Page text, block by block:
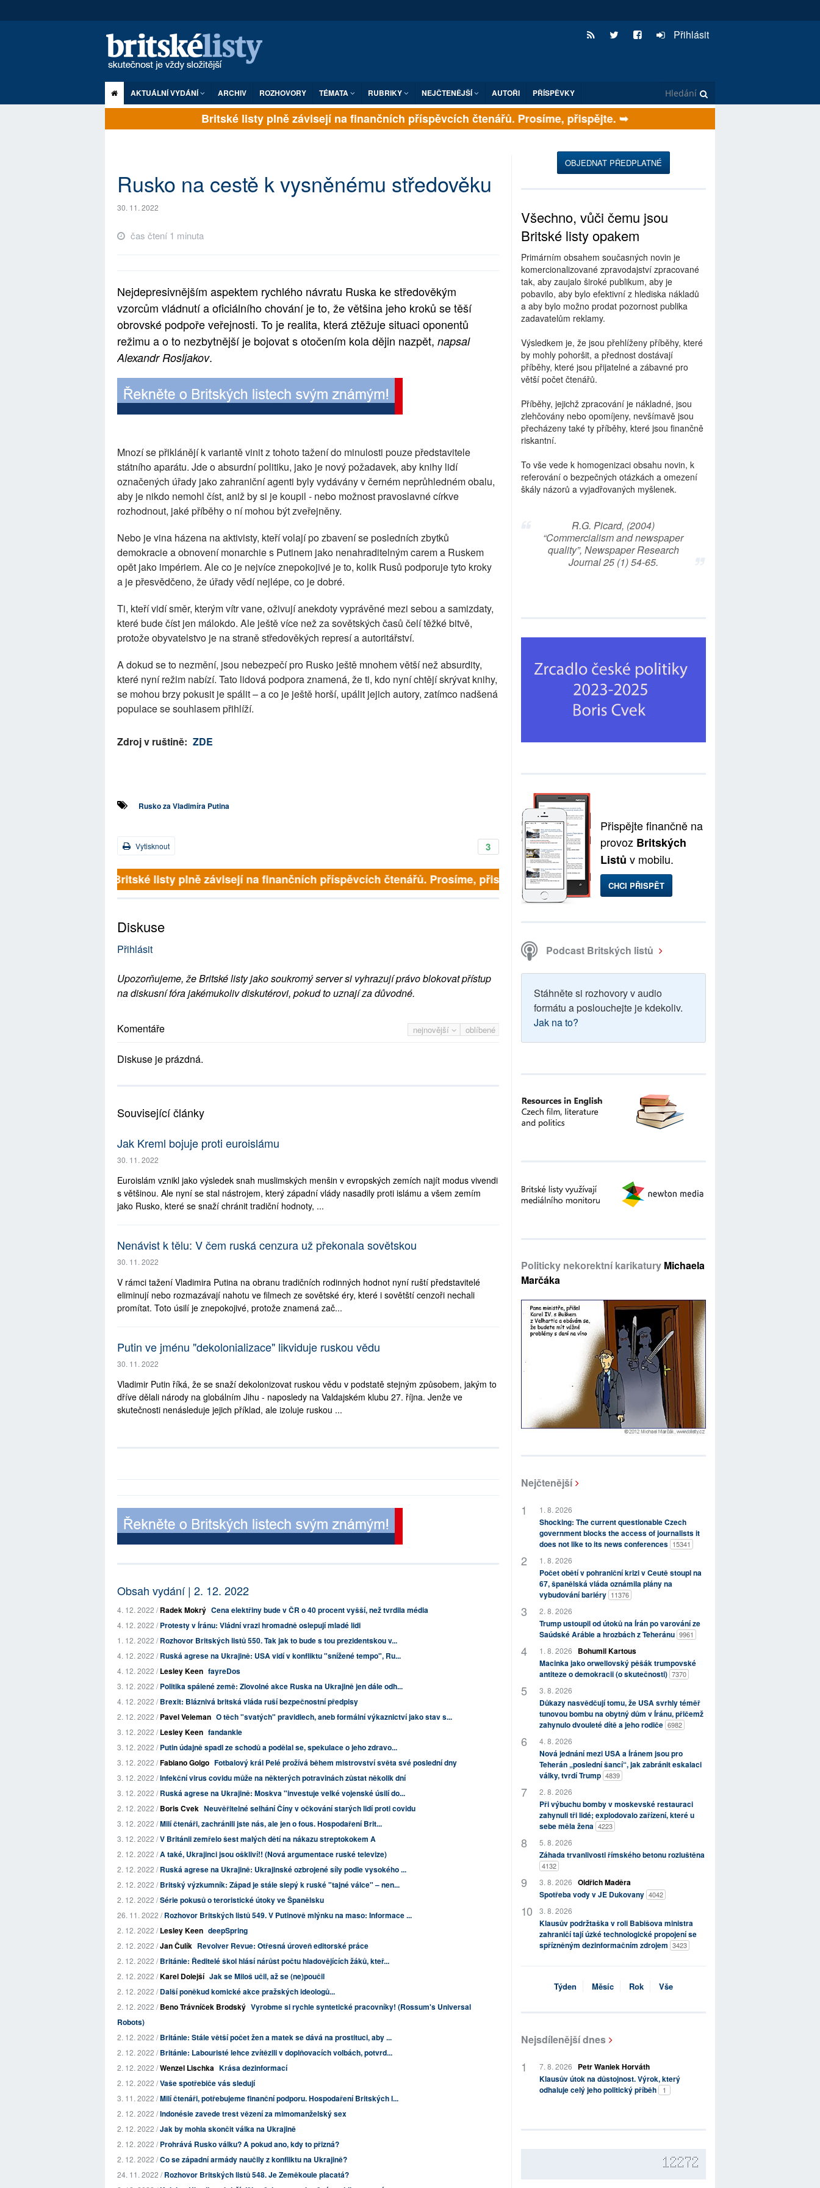
Přihlásit
AKTUÁLNÍ VYDÁNÍ ARCHIV ROZHOVORY TÉMATA RUBRIKY NEJČTENĚJŠÍ AUTOŘI PŘÍSPĚVKY
Britské listy plně závisejí na finančních příspěvcích čtenářů. Prosíme, přispějte. ➥
Rusko na cestě k vysněnému středověku
30. 11. 2022
čas čtení 1 minuta
Nejdepresivnějším aspektem rychlého návratu Ruska ke středověkým
vzorcům vládnutí a oficiálního chování je to, že většina jeho kroků se těší
obrovské podpoře veřejnosti. To je realita, která ztěžuje situaci oponentů
režimu a o to nezbytnější je bojovat s otočením kola dějin nazpět, napsal
Alexandr Rosljakov.
Mnozí se přiklánějí k variantě vinit z tohoto tažení do minulosti pouze představitele
státního aparátu. Jde o absurdní politiku, jako je nový požadavek, aby knihy lidí
označených úřady jako zahraniční agenti byly vydávány v černém neprůhledném obalu,
aby je nikdo nemohl číst, aniž by si je koupil - nebo možnost pravoslavné církve
rozhodnout, jaké příběhy o ní mohou být zveřejněny.
Nebo je vina házena na aktivisty, kteří volají po zbavení se posledních zbytků
demokracie a obnovení monarchie s Putinem jako nenahraditelným carem a Ruskem
opět jako impériem. Ale co je nejvíce znepokojivé je to, kolik Rusů podporuje tyto kroky
a je přesvědčeno, že úřady vědí nejlépe, co je dobré.
Ti, kteří vidí směr, kterým vítr vane, oživují anekdoty vyprávěné mezi sebou a samizdaty,
které bude číst jen málokdo. Ale ještě více než za sovětských časů čelí těžké bitvě,
protože obyvatelstvo je na straně středověkých represí a autoritářství.
A dokud se to nezmění, jsou nebezpečí pro Rusko ještě mnohem větší než absurdity,
které nyní režim nabízí. Tato lidová podpora znamená, že ti, kdo nyní chtějí skrývat knihy,
se mohou brzy pokusit je spálit – a co je ještě horší, upálit jejich autory, zatímco nadšená
populace se souhlasem přihlíží.
Zdroj v ruštině: ZDE
Rusko za Vladimíra Putina
3
Vytisknout
Britské listy plně závisejí na finančních příspěvcích čtenářů. Prosíme, přispějte. ➥
Diskuse
Přihlásit
Upozorňujeme, že Britské listy jako soukromý server si vyhrazují právo blokovat přístup
na diskusní fóra jakémukoliv diskutérovi, pokud to uznají za důvodné.
nejnovější oblíbené
Komentáře
Diskuse je prázdná.
Související články
Jak Kreml bojuje proti euroislámu
30. 11. 2022
Euroislám vznikl jako výsledek snah muslimských menšin v evropských zemích najít modus vivendi
s většinou. Ale nyní se stal nástrojem, který západní vlády nasadily proti islámu a všem zemím
jako Rusko, které se snaží chránit tradiční hodnoty, ...
Nenávist k tělu: V čem ruská cenzura už překonala sovětskou
30. 11. 2022
V rámci tažení Vladimira Putina na obranu tradičních rodinných hodnot nyní ruští představitelé
eliminují nebo rozmazávají nahotu ve filmech ze sovětské éry, které i sovětští cenzoři nechali
promítat. Toto úsilí je znepokojivé, protože znamená zač...
Putin ve jménu "dekolonializace" likviduje ruskou vědu
30. 11. 2022
Vladimir Putin říká, že se snaží dekolonizovat ruskou vědu v podstatě stejným způsobem, jakým to
dříve dělali národy na globálním Jihu - naposledy na Valdajském klubu 27. října. Jenže ve
skutečnosti nenásleduje jejich příklad, ale izoluje ruskou ...
Obsah vydání | 2. 12. 2022
4. 12. 2022 /Radek Mokrý Cena elektřiny bude v ČR o 40 procent vyšší, než tvrdila média
4. 12. 2022 /Protesty v Íránu: Vládní vrazi hromadně oslepují mladé lidi
1. 12. 2022 /Rozhovor Britských listů 550. Tak jak to bude s tou prezidentskou v...
4. 12. 2022 /Ruská agrese na Ukrajině: USA vidí v konfliktu "snížené tempo", Ru...
4. 12. 2022 /Lesley Keen fayreDos
3. 12. 2022 /Politika spálené země: Zlovolné akce Ruska na Ukrajině jen dále odh...
4. 12. 2022 /Brexit: Bláznivá britská vláda ruší bezpečnostní předpisy
2. 12. 2022 /Pavel Veleman O těch "svatých" pravidlech, aneb formální výkaznictví jako stav s...
3. 12. 2022 /Lesley Keen fandankle
3. 12. 2022 /Putin údajně spadl ze schodů a podělal se, spekulace o jeho zdravo...
3. 12. 2022 /Fabiano Golgo Fotbalový král Pelé prožívá během mistrovství světa své poslední dny
3. 12. 2022 /Infekční virus covidu může na některých potravinách zůstat několik dní
3. 12. 2022 /Ruská agrese na Ukrajině: Moskva "investuje velké vojenské úsilí do...
2. 12. 2022 /Boris Cvek Neuvěřitelné selhání Číny v očkování starých lidí proti covidu
3. 12. 2022 /Milí čtenáři, zachránili jste nás, ale jen o fous. Hospodaření Brit...
3. 12. 2022 /V Británii zemřelo šest malých dětí na nákazu streptokokem A
2. 12. 2022 /A také, Ukrajinci jsou oškliví!! (Nová argumentace ruské televize)
2. 12. 2022 /Ruská agrese na Ukrajině: Ukrajinské ozbrojené síly podle vysokého ...
2. 12. 2022 /Britský výzkumník: Západ je stále slepý k ruské "tajné válce" – nen...
2. 12. 2022 /Série pokusů o teroristické útoky ve Španělsku
26. 11. 2022 /Rozhovor Britských listů 549. V Putinově mlýnku na maso: Informace ...
2. 12. 2022 /Lesley Keen deepSpring
2. 12. 2022 /Jan Čulík Revolver Revue: Otřesná úroveň editorské práce
2. 12. 2022 /Británie: Ředitelé škol hlásí nárůst počtu hladovějících žáků, kteř...
2. 12. 2022 /Karel Dolejší Jak se Miloš učil, až se (ne)poučil
2. 12. 2022 /Další poněkud komické akce pražských ideologů...
2. 12. 2022 /Beno Trávníček Brodský Vyrobme si rychle syntetické pracovníky! (Rossum's Universal
Robots)
2. 12. 2022 /Británie: Stále větší počet žen a matek se dává na prostituci, aby ...
2. 12. 2022 /Británie: Labouristé lehce zvítězili v doplňovacích volbách, potvrd...
2. 12. 2022 /Wenzel Lischka Krása dezinformací
2. 12. 2022 /Vaše spotřebiče vás sledují
3. 11. 2022 /Milí čtenáři, potřebujeme finanční podporu. Hospodaření Britských l...
2. 12. 2022 /Indonésie zavede trest vězení za mimomanželský sex
2. 12. 2022 /Jak by mohla skončit válka na Ukrajině
2. 12. 2022 /Prohrává Rusko válku? A pokud ano, kdy to přizná?
2. 12. 2022 /Co se západní armády naučily z konfliktu na Ukrajině?
24. 11. 2022 /Rozhovor Britských listů 548. Je Zeměkoule placatá?
OBJEDNAT PŘEDPLATNÉ
Všechno, vůči čemu jsou
Britské listy opakem
Primárním obsahem současných novin je
komercionalizované zpravodajství zpracované
tak, aby zaujalo široké publikum, aby je
pobavilo, aby bylo efektivní z hlediska nákladů
a aby bylo možno prodat pozornost publika
zadavatelům reklamy.
Výsledkem je, že jsou přehlíženy příběhy, které
by mohly pohoršit, a přednost dostávají
příběhy, které jsou přijatelné a zábavné pro
větší počet čtenářů.
Příběhy, jejichž zpracování je nákladné, jsou
zlehčovány nebo opomíjeny, nevšímavě jsou
přecházeny také ty příběhy, které jsou finančně
riskantní.
To vše vede k homogenizaci obsahu novin, k
referování o bezpečných otázkách a omezení
škály názorů a vyjadřovaných myšlenek.
R.G. Picard, (2004)
“Commercialism and newspaper
quality”, Newspaper Research
Journal 25 (1) 54-65.
Přispějte finančně na
provoz Britských
Listů v mobilu.
CHCI PŘISPĚT
Podcast Britských listů
Stáhněte si rozhovory v audio
formátu a poslouchejte je kdekoliv.
Jak na to?
Politicky nekorektní karikatury Michaela
Marčáka
Nejčtenější
1. 8. 2026
Shocking: The current questionable Czech
government blocks the access of journalists it
does not like to its news conferences 15341
1. 8. 2026
Počet obětí v pohraniční krizi v Ceutě stoupl na
67, španělská vláda oznámila plány na
vybudování bariéry 11376
2. 8. 2026
Trump ustoupil od útoků na Írán po varování ze
Saúdské Arábie a hrozbách z Teheránu 9961
1. 8. 2026
Bohumil Kartous
Macinka jako orwellovský pěšák trumpovské
antiteze o demokracii (o skutečnosti) 7370
3. 8. 2026
Důkazy nasvědčují tomu, že USA svrhly téměř
tunovou bombu na obytný dům v Íránu, přičemž
zahynulo dvouleté dítě a jeho rodiče 6982
4. 8. 2026
Nová jednání mezi USA a Íránem jsou pro
Teherán „poslední šancí“, jak zabránit eskalaci
války, tvrdí Trump 4839
2. 8. 2026
Při výbuchu bomby v moskevské restauraci
zahynuli tři lidé; explodovalo zařízení, které u
sebe měla žena 4223
5. 8. 2026
Záhada trvanlivosti římského betonu rozluštěna
4132
3. 8. 2026 Oldřich Maděra
Spotřeba vody v JE Dukovany 4042
3. 8. 2026
Klausův podržtaška v roli Babišova ministra
zahraničí tají úzké technologické propojení se
spřízněným dezinformačním zdrojem 3423
Týden Měsíc Rok Vše
Nejsdílenější dnes
7. 8. 2026
Petr Waniek Horváth
Klausův útok na důstojnost. Výrok, který
odhaluje celý jeho politický příběh
1
12272